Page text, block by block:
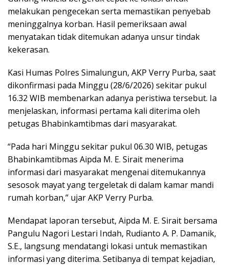
melakukan pengecekan serta memastikan penyebab
meninggalnya korban. Hasil pemeriksaan awal
menyatakan tidak ditemukan adanya unsur tindak
kekerasan.
Kasi Humas Polres Simalungun, AKP Verry Purba, saat
dikonfirmasi pada Minggu (28/6/2026) sekitar pukul
16.32 WIB membenarkan adanya peristiwa tersebut. Ia
menjelaskan, informasi pertama kali diterima oleh
petugas Bhabinkamtibmas dari masyarakat.
“Pada hari Minggu sekitar pukul 06.30 WIB, petugas
Bhabinkamtibmas Aipda M. E. Sirait menerima
informasi dari masyarakat mengenai ditemukannya
sesosok mayat yang tergeletak di dalam kamar mandi
rumah korban,” ujar AKP Verry Purba.
Mendapat laporan tersebut, Aipda M. E. Sirait bersama
Pangulu Nagori Lestari Indah, Rudianto A. P. Damanik,
S.E., langsung mendatangi lokasi untuk memastikan
informasi yang diterima. Setibanya di tempat kejadian,